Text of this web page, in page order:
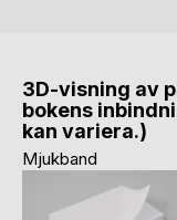
3D-visning av
bokens
kan variera.)
Mjukband